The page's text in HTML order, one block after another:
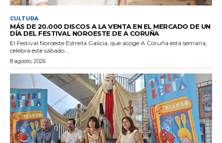
CULTURA
MÁS DE 20.000 DISCOS A LA VENTA EN EL MERCADO DE UN
DÍA DEL FESTIVAL NOROESTE DE A CORUÑA
El Festival Noroeste Estrella Galicia, que acoge A Coruña esta semana,
celebra este sábado...
8 agosto, 2026